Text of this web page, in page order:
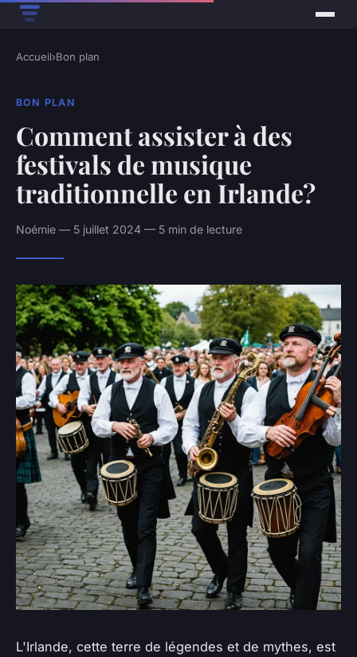
Accueil›Bon plan
BON PLAN
Comment assister à des
festivals de musique
traditionnelle en Irlande?
Noémie — 5 juillet 2024 — 5 min de lecture
L'Irlande, cette terre de légendes et de mythes, est